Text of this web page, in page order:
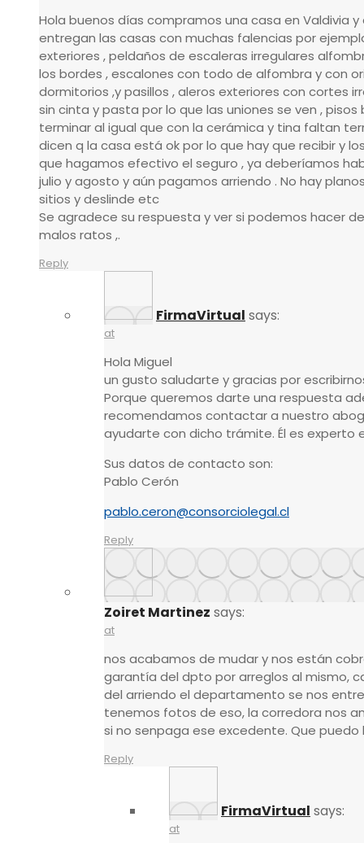
Hola buenos días compramos una casa en Valdivia
entregan las casas con muchas falencias por
exteriores , peldaños de escaleras irregulares
los bordes , escalones con todo de alfombra y con
dormitorios ,y pasillos , aleros exteriores con cortes
sin cinta y pasta por lo que las uniones se ven ,
terminar al igual que con la cerámica y tina faltan
dicen q la casa está ok por lo que hay que recibir y
que hagamos efectivo el seguro , ya deberíamos
julio y agosto y aún pagamos arriendo . No hay
sitios y deslinde etc
Se agradece su respuesta y ver si podemos hacer
malos ratos ,.
Reply
FirmaVirtual says:
at
Hola Miguel
un gusto saludarte y gracias por
Porque queremos darte una respuesta
recomendamos contactar a nuestro
ayudarte con dicho trámite. Él es experto
Sus datos de contacto son:
Pablo Cerón
pablo.ceron@consorciolegal.cl
Reply
Zoiret Martinez says:
at
nos acabamos de mudar y nos están
garantía del dpto por arreglos al mismo,
del arriendo el departamento se nos
tenemos fotos de eso, la corredora nos
si no senpaga ese excedente. Que
Reply
FirmaVirtual says:
at